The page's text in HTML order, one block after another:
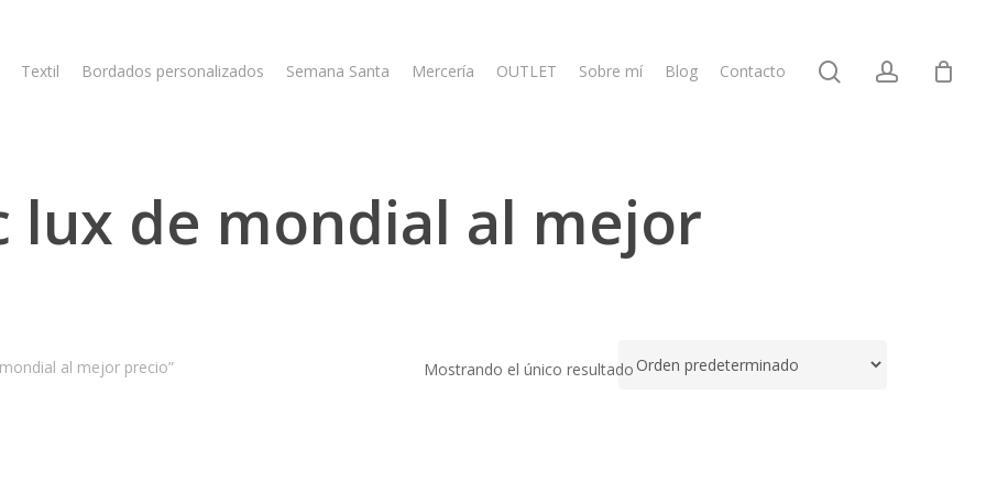
Textil Bordados personalizados Semana Santa Mercería OUTLET Sobre mí Blog Contacto searchaccount
lux de mondial al mejor
Mostrando el único resultado
al mejor precio”